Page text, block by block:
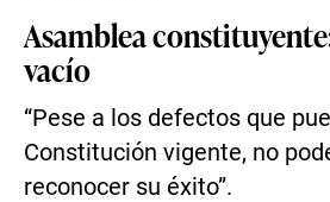
Asamblea
vacío
“Pese a los defectos que
Constitución vigente, no
reconocer su éxito”.